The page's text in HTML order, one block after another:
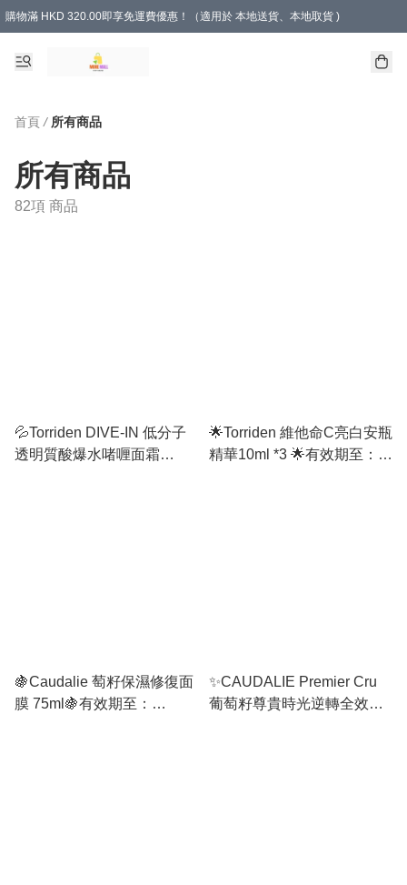
購物滿 HKD 320.00即享免運費優惠！（適用於 本地送貨、本地取貨 )
首頁 / 所有商品
所有商品
82項 商品
💦Torriden DIVE-IN 低分子
透明質酸爆水啫喱面霜
🌟Torriden 維他命C亮白安瓶
精華10ml *3 🌟有效期至：
🍇Caudalie 萄籽保濕修復面
膜 75ml🍇有效期至：
✨CAUDALIE Premier Cru
葡萄籽尊貴時光逆轉全效精